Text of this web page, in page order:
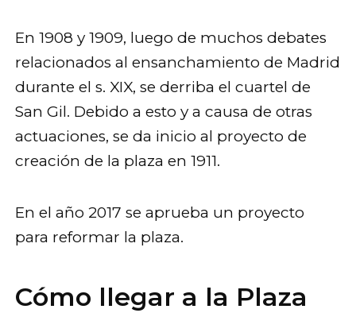
En 1908 y 1909, luego de muchos debates
relacionados al ensanchamiento de Madrid
durante el s. XIX, se derriba el cuartel de
San Gil. Debido a esto y a causa de otras
actuaciones, se da inicio al proyecto de
creación de la plaza en 1911.
En el año 2017 se aprueba un proyecto
para reformar la plaza.
Cómo llegar a la Plaza